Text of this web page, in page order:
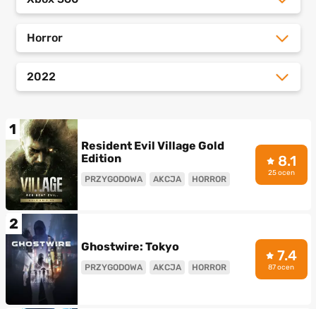
Horror
2022
1
Resident Evil Village Gold
Edition
PRZYGODOWA AKCJA HORROR
8.1
25 ocen
2
Ghostwire: Tokyo
PRZYGODOWA AKCJA HORROR
7.4
87 ocen